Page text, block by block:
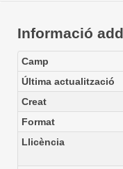
Informació
Camp
Última actualització
Creat
Format
Llicència